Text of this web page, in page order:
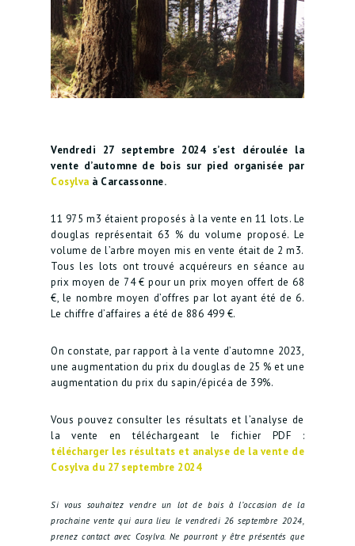
Vendredi 27 septembre 2024 s’est déroulée la
vente d’automne de bois sur pied organisée par
Cosylva à Carcassonne.
11 975 m3 étaient proposés à la vente en 11 lots. Le
douglas représentait 63 % du volume proposé. Le
volume de l’arbre moyen mis en vente était de 2 m3.
Tous les lots ont trouvé acquéreurs en séance au
prix moyen de 74 € pour un prix moyen offert de 68
€, le nombre moyen d’offres par lot ayant été de 6.
Le chiffre d’affaires a été de 886 499 €.
On constate, par rapport à la vente d’automne 2023,
une augmentation du prix du douglas de 25 % et une
augmentation du prix du sapin/épicéa de 39%.
Vous pouvez consulter les résultats et l’analyse de
la vente en téléchargeant le fichier PDF :
télécharger les résultats et analyse de la vente de
Cosylva du 27 septembre 2024
Si vous souhaitez vendre un lot de bois à l’occasion de la
prochaine vente qui aura lieu le vendredi 26 septembre 2024,
prenez contact avec Cosylva. Ne pourront y être présentés que